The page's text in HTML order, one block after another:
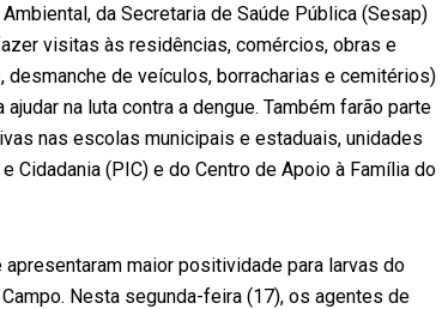
da Secretaria de Saúde Pública (Sesap)
visitas às residências, comércios, obras e
de veículos, borracharias e cemitérios)
na luta contra a dengue. Também farão parte
nas escolas municipais e estaduais, unidades
Cidadania (PIC) e do Centro de Apoio à Família do
maior positividade para larvas do
Nesta segunda-feira (17), os agentes de